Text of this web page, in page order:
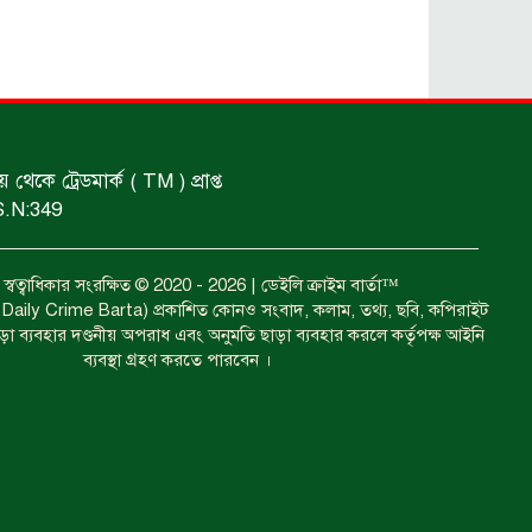
গ্রেফতারের দাবিতে মানববন্ধন ও
বিক্ষোভ।
কারেন্ট জাল জব্দ এবং ধ্বংস।
ট্রেডমার্ক ( TM ) প্রাপ্ত
স্বত্বাধিকার সংরক্ষিত © 2020 - 2026 | ডেইলি ক্রাইম বার্তা™
( Daily Crime Barta) প্রকাশিত কোনও সংবাদ, কলাম, তথ্য, ছবি, কপিরাইট
ব্যবহার দণ্ডনীয় অপরাধ এবং অনুমতি ছাড়া ব্যবহার করলে কর্তৃপক্ষ আইনি
ব্যবস্থা গ্রহণ করতে পারবেন ।